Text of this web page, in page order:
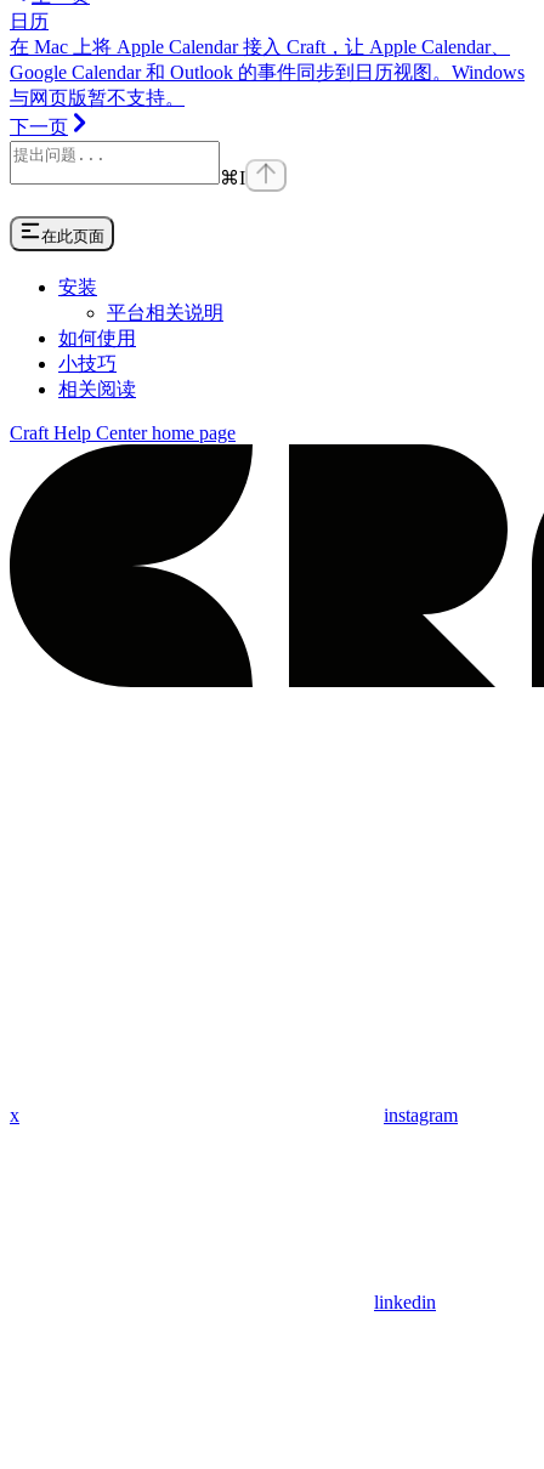
日历
在 Mac 上将 Apple Calendar 接入 Craft，让 Apple Calendar、
Google Calendar 和 Outlook 的事件同步到日历视图。Windows
与网页版暂不支持。
下一页
⌘I
在此页面
安装
平台相关说明
如何使用
小技巧
相关阅读
Craft Help Centerhome page
x instagram
linkedin